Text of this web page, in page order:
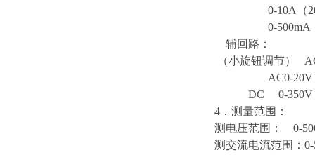
0-10A（
0-500mA（
辅回路：
（小旋钮调节）
AC0-20V（
DC 0-350V
4．测量范围：
测电压范围： 0-
测交流电流范围：